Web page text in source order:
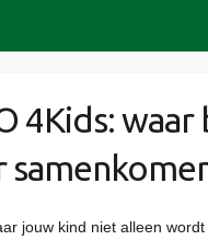
4Kids:
jouw kind niet alleen